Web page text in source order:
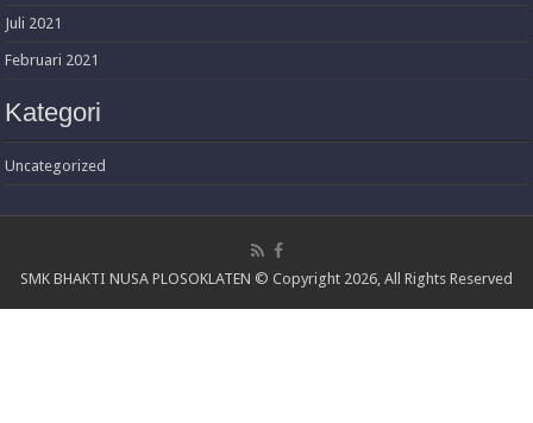
Juli 2021
Februari 2021
Kategori
Uncategorized
SMK BHAKTI NUSA PLOSOKLATEN © Copyright 2026, All Rights Reserved